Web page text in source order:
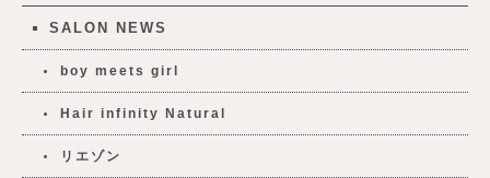
SALON NEWS
boy meets girl
Hair infinity Natural
リエゾン